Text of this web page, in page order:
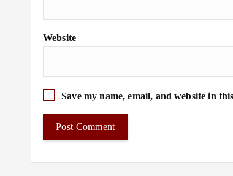
Website
Save my name, email, and website in